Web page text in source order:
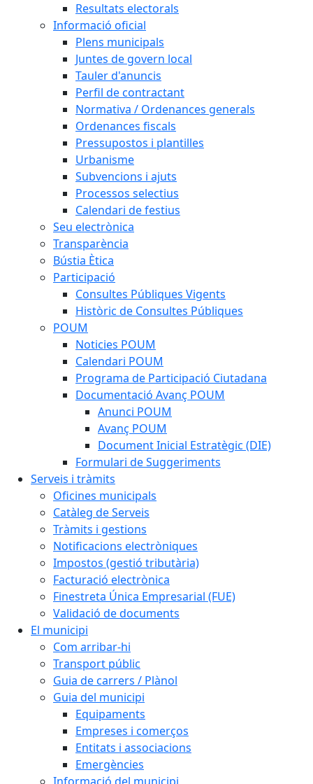
Resultats electorals
Informació oficial
Plens municipals
Juntes de govern local
Tauler d'anuncis
Perfil de contractant
Normativa / Ordenances generals
Ordenances fiscals
Pressupostos i plantilles
Urbanisme
Subvencions i ajuts
Processos selectius
Calendari de festius
Seu electrònica
Transparència
Bústia Ètica
Participació
Consultes Públiques Vigents
Històric de Consultes Públiques
POUM
Noticies POUM
Calendari POUM
Programa de Participació Ciutadana
Documentació Avanç POUM
Anunci POUM
Avanç POUM
Document Inicial Estratègic (DIE)
Formulari de Suggeriments
Serveis i tràmits
Oficines municipals
Catàleg de Serveis
Tràmits i gestions
Notificacions electròniques
Impostos (gestió tributària)
Facturació electrònica
Finestreta Única Empresarial (FUE)
Validació de documents
El municipi
Com arribar-hi
Transport públic
Guia de carrers / Plànol
Guia del municipi
Equipaments
Empreses i comerços
Entitats i associacions
Emergències